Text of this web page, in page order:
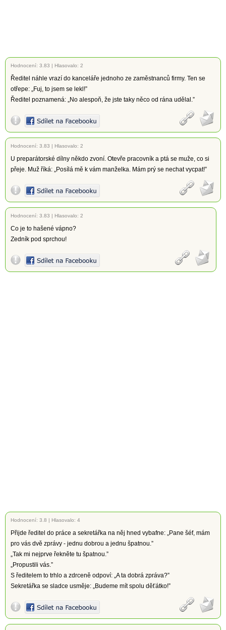
Hodnocení: 3.83 | Hlasovalo: 2
Ředitel náhle vrazí do kanceláře jednoho ze zaměstnanců firmy. Ten se
otřepe: „Fuj, to jsem se lekl!”
Ředitel poznamená: „No alespoň, že jste taky něco od rána udělal.”
Hodnocení: 3.83 | Hlasovalo: 2
U preparátorské dílny někdo zvoní. Otevře pracovník a ptá se muže, co si
přeje. Muž říká: „Posílá mě k vám manželka. Mám prý se nechat vycpat!”
Hodnocení: 3.83 | Hlasovalo: 2
Co je to hašené vápno?
Zedník pod sprchou!
Hodnocení: 3.8 | Hlasovalo: 4
Přijde ředitel do práce a sekretářka na něj hned vybafne: „Pane šéf, mám
pro vás dvě zprávy - jednu dobrou a jednu špatnou.”
„Tak mi nejprve řekněte tu špatnou.”
„Propustili vás.”
S ředitelem to trhlo a zdrceně odpoví: „A ta dobrá zpráva?”
Sekretářka se sladce usměje: „Budeme mít spolu děťátko!”